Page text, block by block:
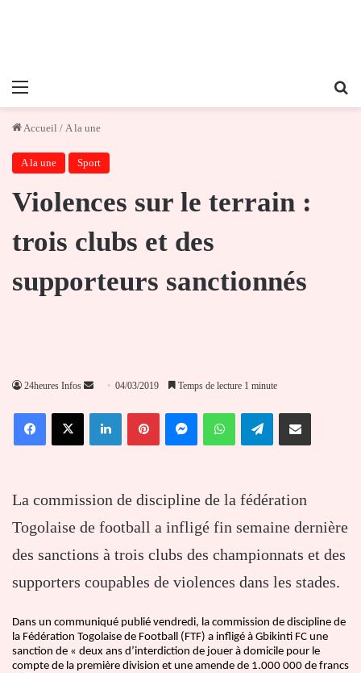
Menu
Accueil / A la une
A la une Sport
Violences sur le terrain :
trois clubs et des
supporteurs sanctionnés
24heures Infos
Envoyer
courriel
04/03/2019 Temps de lecture 1 minute
FacebookX LinkedinPinterestMessengerWhatsAppTelegramPartager par email
La commission de discipline de la fédération
Togolaise de football a infligé fin semaine dernière
des sanctions à trois clubs des championnats et des
supporters coupables de violences dans les stades.
Dans un communiqué publié vendredi, la commission de discipline de
la Fédération Togolaise de Football (FTF) a infligé à Gbikinti FC une
sanction de « deux ans d’interdiction de jouer à domicile pour le
compte de la première division et une amende de 1.000 000 de francs